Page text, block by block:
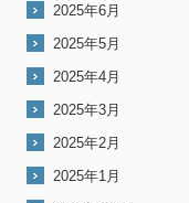
2025年6月
2025年5月
2025年4月
2025年3月
2025年2月
2025年1月